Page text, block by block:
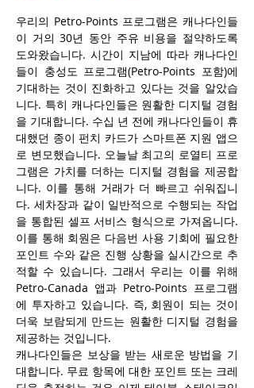
우리의 Petro-Points 프로그램은 캐나다인들
이 거의 30년 동안 주유 비용을 절약하도록
도와왔습니다. 시간이 지남에 따라 캐나다인
들이 충성도 프로그램(Petro-Points 포함)에
기대하는 것이 진화하고 있다는 것을 알았습
니다. 특히 캐나다인들은 원활한 디지털 경험
을 기대합니다. 수십 년 전에 캐나다인들이 휴
대했던 종이 펀치 카드가 스마트폰 지원 앱으
로 변모했습니다. 오늘날 최고의 로열티 프로
그램은 가치를 더하는 디지털 경험을 제공합
니다. 이를 통해 거래가 더 빠르고 쉬워집니
다. 세차장과 같이 일반적으로 수행되는 작업
을 통합된 셀프 서비스 형식으로 가져옵니다.
이를 통해 회원은 다음번 사용 기회에 필요한
포인트 수와 같은 진행 상황을 실시간으로 추
적할 수 있습니다. 그래서 우리는 이를 위해
Petro-Canada 앱과 Petro-Points 프로그램
에 투자하고 있습니다. 즉, 회원이 되는 것이
더욱 보람되게 만드는 원활한 디지털 경험을
제공하는 것입니다.
캐나다인들은 보상을 받는 새로운 방법을 기
대합니다. 무료 항목에 대한 포인트 또는 크레